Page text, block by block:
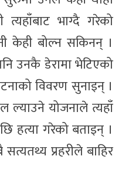
भाग्दै गरेको
केही बोल्न सकिनन् ।
उनकै डेरामा भेटिएको
विवरण सुनाइन् ।
ल्याउने योजनाले त्यहाँ
हत्या गरेको बताइन् ।
प्रहरीले बाहिर